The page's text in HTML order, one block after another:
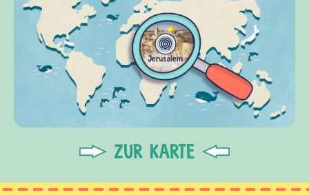
ZUR KARTE